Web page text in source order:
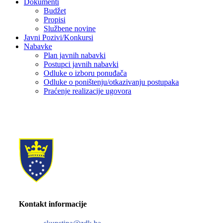
Dokumenti
Budžet
Propisi
Službene novine
Javni Pozivi/Konkursi
Nabavke
Plan javnih nabavki
Postupci javnih nabavki
Odluke o izboru ponuđača
Odluke o poništenju/otkazivanju postupaka
Praćenje realizacije ugovora
Kontakt informacije